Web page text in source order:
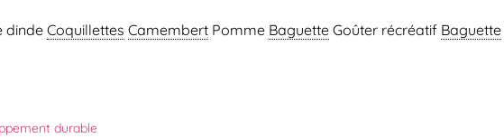
dinde Coquillettes Camembert Pomme Baguette Goûter récréatif Baguette
durable